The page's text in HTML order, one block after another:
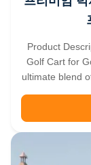
Product
Golf Cart for
ultimate blend
golf course,